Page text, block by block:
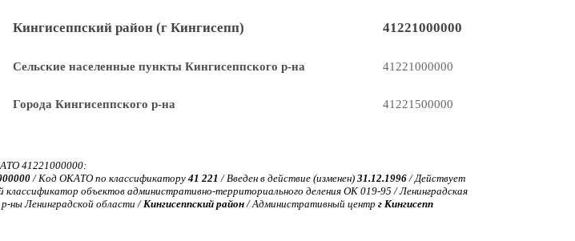
Кингисеппский район (г Кингисепп) 41221000000
Сельские населенные пункты Кингисеппского р-на 41221000000
Города Кингисеппского р-на 41221500000
41221000000:
/ Код ОКАТО по классификатору 41 221 / Введен в действие (изменен) 31.12.1996/ Действует
классификатор объектов административно-территориального деления ОК 019-95 / Ленинградская
ны Ленинградской области /Кингисеппский район/ Административный центр г Кингисепп